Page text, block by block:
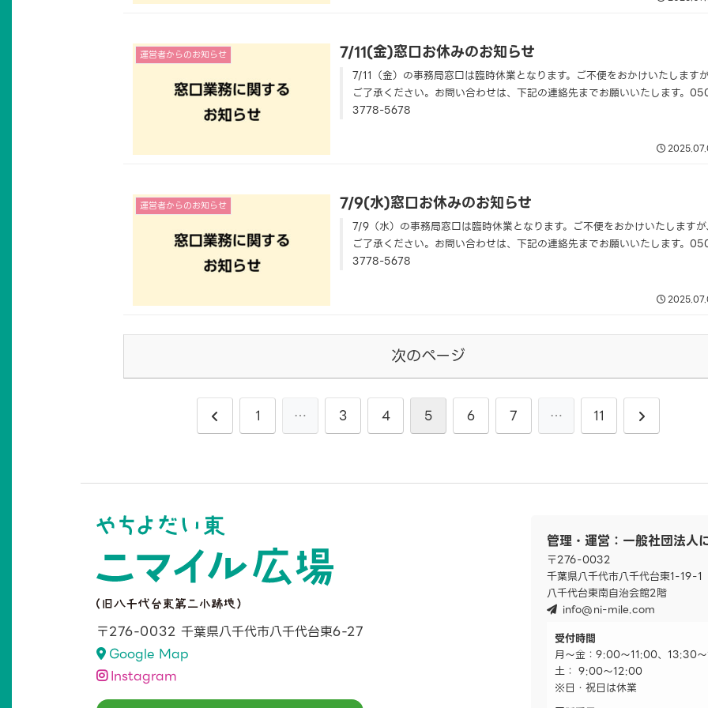
運営者からのお知らせ 7/11(金)窓口お休みのお知らせ
7/11（金）の事務局窓口は臨時休業となります。ご不便をおかけいたしますが
ご了承ください。お問い合わせは、下記の連絡先までお願いいたします。
3778-5678
運営者からのお知らせ 7/9(水)窓口お休みのお知らせ
7/9（水）の事務局窓口は臨時休業となります。ご不便をおかけいたしますが、
ご了承ください。お問い合わせは、下記の連絡先までお願いいたします。
3778-5678
次のページ
1 … 3 4 5 6 7 … 11
〒276-0032 千葉県八千代市八千代台東6-27
Google Map
Instagram
管理・運営：一般社団法人
〒276-0032
千葉県八千代市八千代台東1-19-1
八千代台東南自治会館2階
info@ni-mile.com
受付時間
月～金：9:00～11:00、13:30
土： 9:00～12:00
※日・祝日は休業